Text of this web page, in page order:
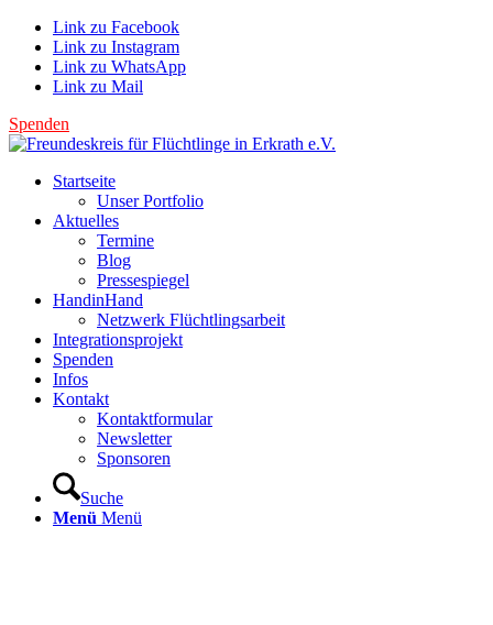
Link zu Facebook
Link zu Instagram
Link zu WhatsApp
Link zu Mail
Spenden
Startseite
Unser Portfolio
Aktuelles
Termine
Blog
Pressespiegel
HandinHand
Netzwerk Flüchtlingsarbeit
Integrationsprojekt
Spenden
Infos
Kontakt
Kontaktformular
Newsletter
Sponsoren
Suche
Menü Menü